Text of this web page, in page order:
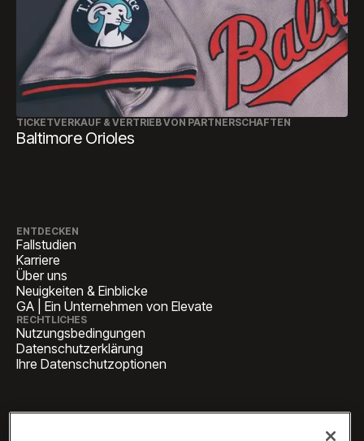
TICKETVERKAUF & VERTRIEB VON PARTNERSCHAFTEN
Baltimore Orioles
ENTDECKEN
Fallstudien
Karriere
Über uns
Neuigkeiten & Einblicke
GA | Ein Unternehmen von Elevate
RECHTLICHES
Nutzungsbedingungen
Datenschutzerklärung
Ihre Datenschutzoptionen
HAUPTSITZ